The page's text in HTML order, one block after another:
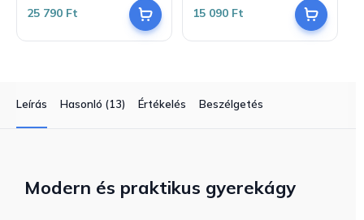
25 790 Ft 15 090 Ft
Leírás Hasonló (13) Értékelés Beszélgetés
Modern és praktikus gyerekágy